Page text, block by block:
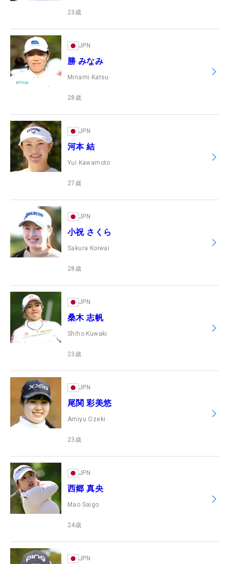
23 歳
JPN
勝 みなみ
Minami Katsu
28 歳
JPN
河本 結
Yui Kawamoto
27 歳
JPN
小祝 さくら
Sakura Koiwai
28 歳
JPN
桑木 志帆
Shiho Kuwaki
23 歳
JPN
尾関 彩美悠
Amiyu Ozeki
23 歳
JPN
西郷 真央
Mao Saigo
24歳
JPN